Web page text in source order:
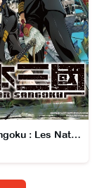
Nippon Sangoku : Les Nations du Soleil Sanglant